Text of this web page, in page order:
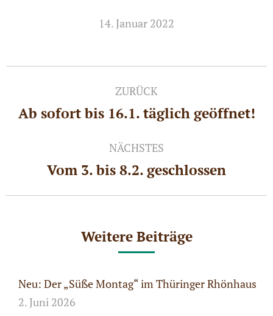
14. Januar 2022
Kommentarnavigation
ZURÜCK
Vorheriger
Ab sofort bis 16.1. täglich geöffnet!
NÄCHSTES
Nächster
Vom 3. bis 8.2. geschlossen
Weitere Beiträge
Neu: Der „Süße Montag“ im Thüringer Rhönhaus
2. Juni 2026